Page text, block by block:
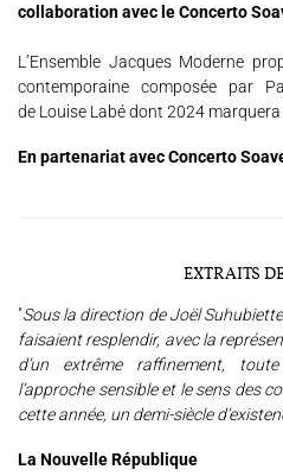
collaboration avec le Concerto
L’Ensemble Jacques Moderne
contemporaine composée par
de Louise Labé dont 2024
En partenariat avec Concerto
EXTRAITS
"Sous la direction de Joël
faisaient resplendir, avec la
d’un extrême raffinement,
l’approche sensible et le sens des
cette année, un demi-siècle
La Nouvelle République